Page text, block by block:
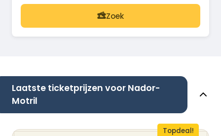
Zoek
Laatste ticketprijzen voor Nador-
Motril
Topdeal!